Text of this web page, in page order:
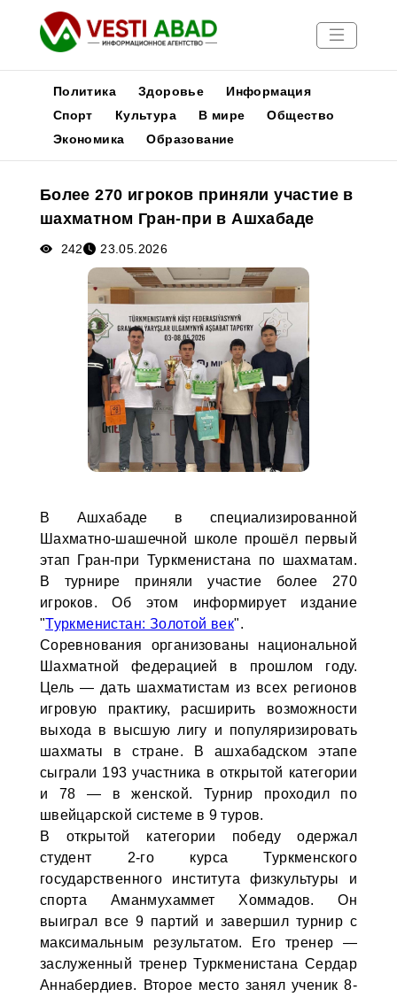
Новости
Медиа
Афиша
Политика Здоровье
Информация
Спорт
Культура В мире
Общество
Экономика
Образование
Более 270 игроков приняли участие в
шахматном Гран-при в Ашхабаде
242 23.05.2026
В Ашхабаде в специализированной
Шахматно-шашечной школе прошёл первый
этап Гран-при Туркменистана по шахматам.
В турнире приняли участие более 270
игроков. Об этом информирует издание
"Туркменистан: Золотой век".
Соревнования организованы национальной
Шахматной федерацией в прошлом году.
Цель — дать шахматистам из всех регионов
игровую практику, расширить возможности
выхода в высшую лигу и популяризировать
шахматы в стране. В ашхабадском этапе
сыграли 193 участника в открытой категории
и 78 — в женской. Турнир проходил по
швейцарской системе в 9 туров.
В открытой категории победу одержал
студент 2-го курса Туркменского
государственного института физкультуры и
спорта Аманмухаммет Хоммадов. Он
выиграл все 9 партий и завершил турнир с
максимальным результатом. Его тренер —
заслуженный тренер Туркменистана Сердар
Аннабердиев. Второе место занял ученик 8-